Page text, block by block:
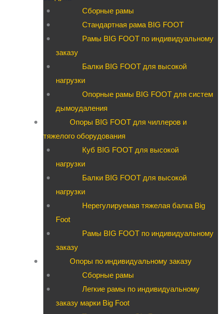
Сборные рамы
Стандартная рама BIG FOOT
Рамы BIG FOOT по индивидуальному
заказу
Балки BIG FOOT для высокой
нагрузки
Опорные рамы BIG FOOT для систем
дымоудаления
Опоры BIG FOOT для чиллеров и
тяжелого оборудования
Куб BIG FOOT для высокой
нагрузки
Балки BIG FOOT для высокой
нагрузки
Нерегулируемая тяжелая балка Big
Foot
Рамы BIG FOOT по индивидуальному
заказу
Опоры по индивидуальному заказу
Сборные рамы
Легкие рамы по индивидуальному
заказу марки Big Foot